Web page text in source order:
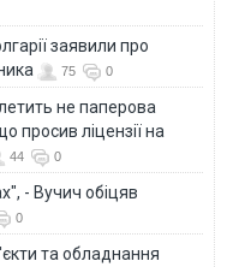
заявили про
75 0
не паперова
просив ліцензії на
44 0
- Вучич обіцяв
0
та обладнання